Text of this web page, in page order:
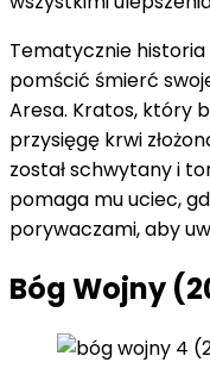
Tematycznie
pomścić śmierć
Aresa. Kratos, który
przysięgę krwi
został schwytany i
pomaga mu uciec,
porywaczami, aby
Bóg Wojny